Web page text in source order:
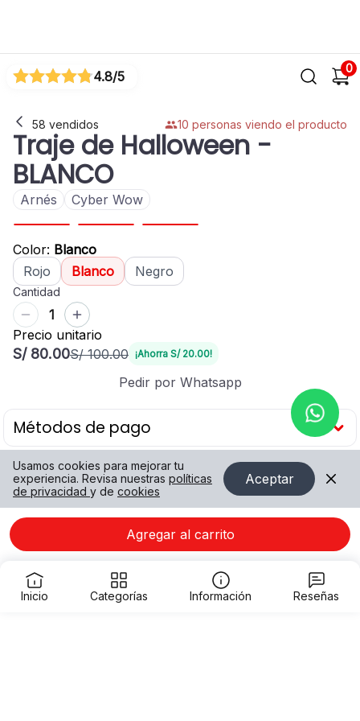
4.8/5
0
58 vendidos 10 personas viendo el producto
Traje de Halloween -
BLANCO
Arnés Cyber Wow
-20 %
Color: Blanco
Rojo
Blanco Negro
Cantidad
1
Precio unitario
S/ 80.00S/ 100.00 ¡Ahorra S/ 20.00!
Pedir por Whatsapp
Métodos de pago
Usamos cookies para mejorar tu
experiencia. Revisa nuestras políticas
de privacidad y de cookies
Aceptar
Agregar al carrito
Inicio Categorías Información Reseñas